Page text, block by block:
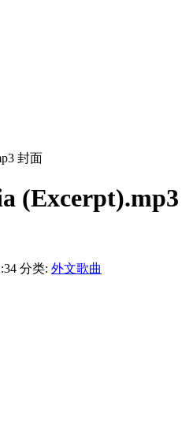
(Excerpt).mp3
分类: 外文歌曲